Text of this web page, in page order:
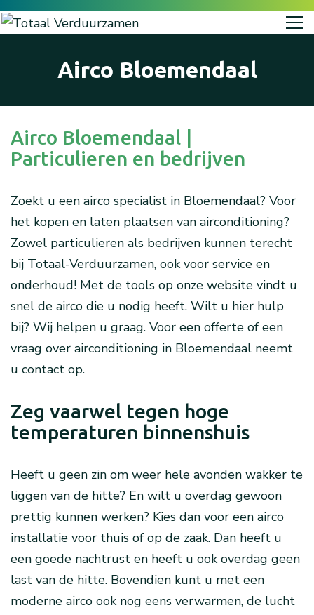
Airco Bloemendaal
Airco Bloemendaal |
Particulieren en bedrijven
Zoekt u een airco specialist in Bloemendaal? Voor
het kopen en laten plaatsen van airconditioning?
Zowel particulieren als bedrijven kunnen terecht
bij Totaal-Verduurzamen, ook voor service en
onderhoud! Met de tools op onze website vindt u
snel de airco die u nodig heeft. Wilt u hier hulp
bij? Wij helpen u graag. Voor een offerte of een
vraag over airconditioning in Bloemendaal neemt
u contact op.
Zeg vaarwel tegen hoge
temperaturen binnenshuis
Heeft u geen zin om weer hele avonden wakker te
liggen van de hitte? En wilt u overdag gewoon
prettig kunnen werken? Kies dan voor een airco
installatie voor thuis of op de zaak. Dan heeft u
een goede nachtrust en heeft u ook overdag geen
last van de hitte. Bovendien kunt u met een
moderne airco ook nog eens verwarmen, de lucht